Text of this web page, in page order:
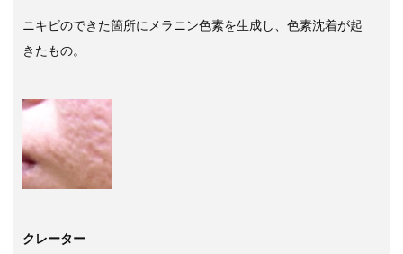
ニキビのできた箇所にメラニン色素を生成し、色素沈着が起
きたもの。
クレーター